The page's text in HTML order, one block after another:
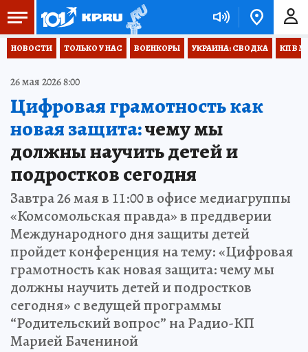
НОВОСТИ ТОЛЬКО У НАС ВОЕНКОРЫ УКРАИНА: СВОДКА КП В
26 мая 2026 8:00
Цифровая грамотность как
новая защита:чему мы
должны научить детей и
подростков сегодня
Завтра 26 мая в 11:00 в офисе медиагруппы
«Комсомольская правда» в преддверии
Международного дня защиты детей
пройдет конференция на тему: «Цифровая
грамотность как новая защита: чему мы
должны научить детей и подростков
сегодня» с ведущей программы
“Родительский вопрос” на Радио-КП
Марией Бачениной